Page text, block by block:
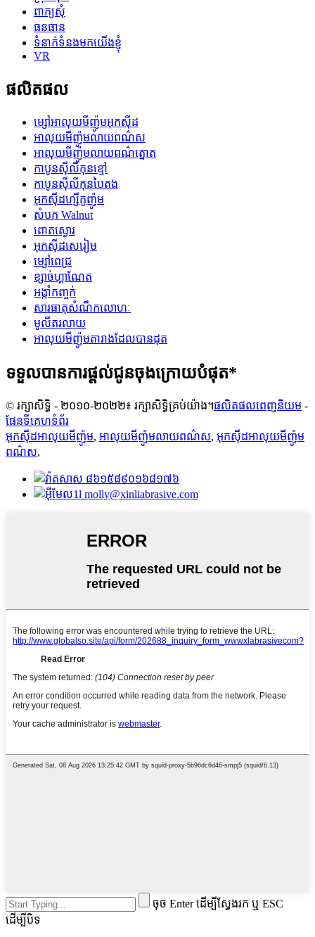
ពាក្យសុំ
ធនធាន
ទំនាក់ទំនងមកយើងខ្ញុំ
VR
ផលិតផល
ម្សៅអាលុយមីញ៉ូមអុកស៊ីដ
អាលុយមីញ៉ូមលាយពណ៌ស
អាលុយមីញ៉ូមលាយពណ៌ត្នោត
កាបូនស៊ីលីកុនខ្មៅ
កាបូនស៊ីលីកុនបៃតង
អុកស៊ីដហ្សីកូញ៉ូម
សំបក Walnut
ពោត​ស្ងោរ
អុកស៊ីដសេរៀម
ម្សៅពេជ្រ
ខ្សាច់​ហ្គាណែត
អង្កាំកញ្ចក់
សារធាតុសំណឹកលោហៈ
មូលីត​រលាយ
អាលុយមីញ៉ូមតារាងដែលបានដុត
ទទួលបានការផ្តល់ជូនចុងក្រោយបំផុត*
© រក្សាសិទ្ធិ - ២០១០-២០២២៖ រក្សាសិទ្ធិគ្រប់យ៉ាង។ផលិតផលពេញនិយម -
ផែនទីគេហទំព័រ
អុកស៊ីដអាលុយមីញ៉ូម, អាលុយមីញ៉ូមលាយពណ៌ស, អុកស៊ីដអាលុយមីញ៉ូម
ពណ៌ស,
៨៦១៥៨៩០១៦៨១៧៦
molly@xinliabrasive.com
ចុច Enter ដើម្បីស្វែងរក ឬ ESC
ដើម្បីបិទ